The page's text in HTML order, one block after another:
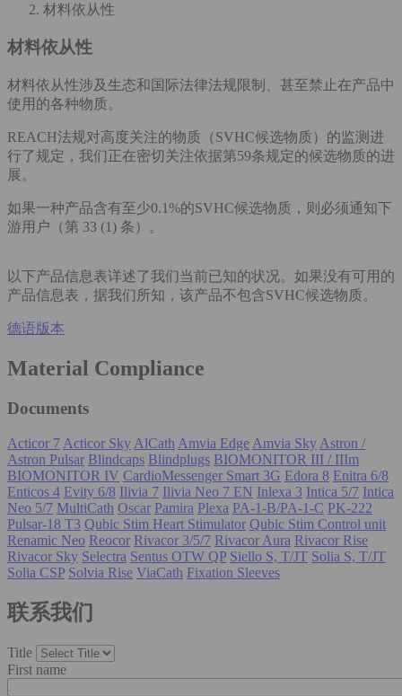
材料依从性
材料依从性
材料依从性涉及生态和国际法律法规限制、甚至禁止在产品中
使用的各种物质。
REACH法规对高度关注的物质（SVHC候选物质）的监测进
行了规定，我们正在密切关注依据第59条规定的候选物质的进
展。
如果一种产品含有至少0.1%的SVHC候选物质，则必须通知下
游用户（第 33 (1) 条）。
以下产品信息表详述了我们当前已知的状况。如果没有可用的
产品信息表，据我们所知，该产品不包含SVHC候选物质。
德语版本
Material Compliance
Documents
Acticor 7 Acticor Sky AlCath Amvia Edge Amvia Sky Astron /
Astron Pulsar Blindcaps Blindplugs BIOMONITOR III / IIIm
BIOMONITOR IV CardioMessenger Smart 3G Edora 8 Enitra 6/8
Enticos 4 Evity 6/8 Ilivia 7 Ilivia Neo 7 EN Inlexa 3 Intica 5/7 Intica
Neo 5/7 MultiCath Oscar Pamira Plexa PA-1-B/PA-1-C PK-222
Pulsar-18 T3 Qubic Stim Heart Stimulator Qubic Stim Control unit
Renamic Neo Reocor Rivacor 3/5/7 Rivacor Aura Rivacor Rise
Rivacor Sky Selectra Sentus OTW QP Siello S, T/JT Solia S, T/JT
Solia CSP Solvia Rise ViaCath Fixation Sleeves
联系我们
Title
First name